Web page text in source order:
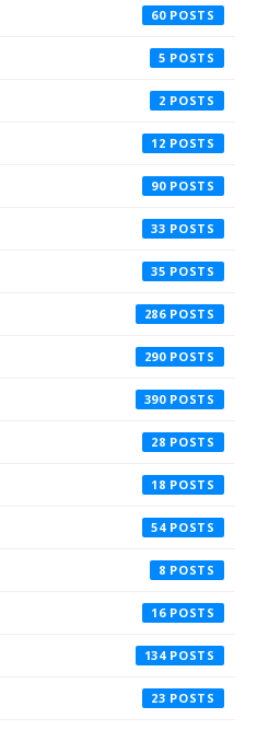
60
5
2
12
90
33
35
286
290
390
28
18
54
8
16
134
23